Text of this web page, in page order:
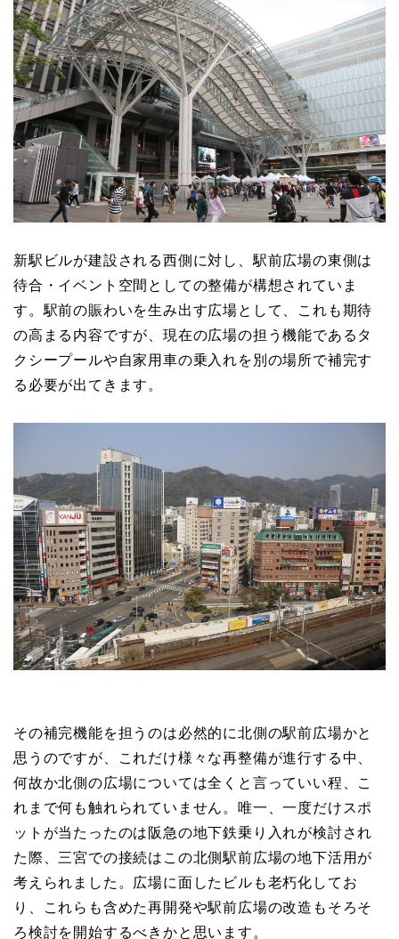
新駅ビルが建設される西側に対し、駅前広場の東側は
待合・イベント空間としての整備が構想されていま
す。駅前の賑わいを生み出す広場として、これも期待
の高まる内容ですが、現在の広場の担う機能であるタ
クシープールや自家用車の乗入れを別の場所で補完す
る必要が出てきます。
その補完機能を担うのは必然的に北側の駅前広場かと
思うのですが、これだけ様々な再整備が進行する中、
何故か北側の広場については全くと言っていい程、こ
れまで何も触れられていません。唯一、一度だけスポ
ットが当たったのは阪急の地下鉄乗り入れが検討され
た際、三宮での接続はこの北側駅前広場の地下活用が
考えられました。広場に面したビルも老朽化してお
り、これらも含めた再開発や駅前広場の改造もそろそ
ろ検討を開始するべきかと思います。